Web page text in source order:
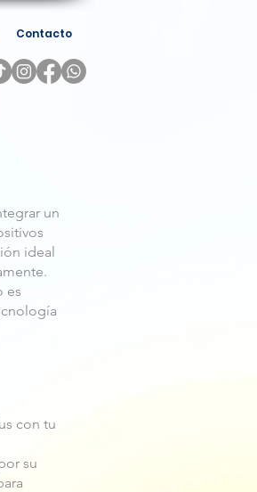
Contacto
un
ideal
es
con tu
su